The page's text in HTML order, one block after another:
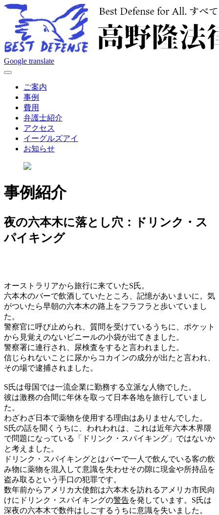
Google translate
開
ご案内
事例
費用
弁護士紹介
アクセス
イーグルズアイ
お知らせ
事例紹介
夜の六本木に落とし穴：ドリンク・ス
パイキング
オーストラリアから旅行に来ていたS氏。
六本木のバーで飲酒していたところ、記憶があいまいに。気
がついたら早朝の六本木の路上をフラフラと歩いていまし
た。
警察官に呼び止められ、質問を受けているうちに、ポケット
から見覚えのないビニールの小袋が出てきました。
警察署に連行され、尿検査をすると言われました。
信じられないことに尿からコカインの成分が出たと言われ、
その場で逮捕されました。
S氏は母国では一流企業に勤務する立派な人物でした。
彼は激務の合間に年休を取って日本各地を旅行していまし
た。
わざわざ日本で薬物を使用する理由はありませんでした。
S氏の話を聞くうちに、われわれは、これは近年六本木界隈
で問題になっている「ドリンク・スパイキング」ではないか
と考えました。
ドリンク・スパイキングとはバーで一人で飲んでいる客の飲
み物に薬物を混入して意識を失わせその隙に現金や所持品を
盗み取るという手口の犯罪です。
数年前からアメリカ大使館は六本木を訪れるアメリカ市民向
けにドリンク・スパイキングの警告を発しています。S氏は
深夜の六本木で数件はしごするうちに意識を失いました。